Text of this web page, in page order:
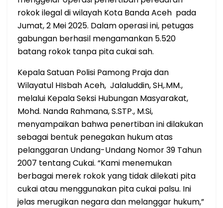
rokok ilegal di wilayah Kota Banda Aceh pada
Jumat, 2 Mei 2025. Dalam operasi ini, petugas
gabungan berhasil mengamankan 5.520
batang rokok tanpa pita cukai sah.
Kepala Satuan Polisi Pamong Praja dan
Wilayatul HIsbah Aceh, Jalaluddin, SH,.MM.,
melalui Kepala Seksi Hubungan Masyarakat,
Mohd. Nanda Rahmana, S.STP., M.Si,
menyampaikan bahwa penertiban ini dilakukan
sebagai bentuk penegakan hukum atas
pelanggaran Undang-Undang Nomor 39 Tahun
2007 tentang Cukai. “Kami menemukan
berbagai merek rokok yang tidak dilekati pita
cukai atau menggunakan pita cukai palsu. Ini
jelas merugikan negara dan melanggar hukum,”